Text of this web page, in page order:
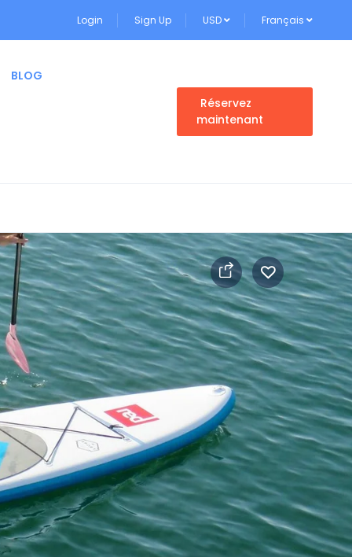
Login Sign Up USD Français
BLOG
Réservez
maintenant